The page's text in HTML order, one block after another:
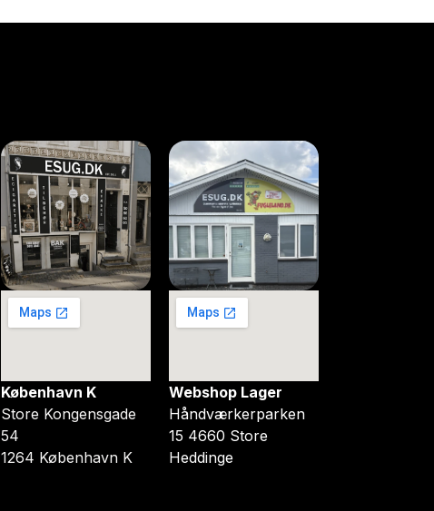
København K
Store Kongensgade
54
1264 København K
Webshop Lager
Håndværkerparken
15 4660 Store
Heddinge